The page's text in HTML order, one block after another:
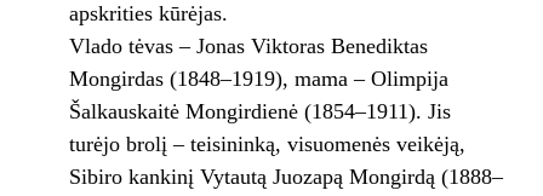
apskrities kūrėjas.
Vlado tėvas – Jonas Viktoras Benediktas
Mongirdas (1848–1919), mama – Olimpija
Šalkauskaitė Mongirdienė (1854–1911). Jis
turėjo brolį – teisininką, visuomenės veikėją,
Sibiro kankinį Vytautą Juozapą Mongirdą (1888–